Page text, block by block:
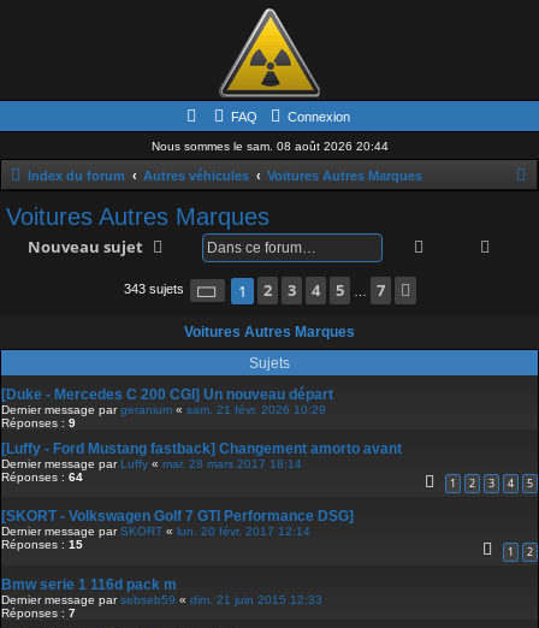
FAQ Connexion
Nous sommes le sam. 08 août 2026 20:44
Index du forum Autres véhicules Voitures Autres Marques
c
h
Voitures Autres Marques
Nouveau sujet Rechercher
343 sujets Page 1sur
1 2 3 4 5 7
Voitures Autres Marques
Sujets
[Duke - Mercedes C 200 CGI] Un nouveau départ
Dernier message pargeranium « sam. 21 févr. 2026 10:29
Réponses : 9
[Luffy - Ford Mustang fastback] Changement amorto avant
Dernier message parLuffy « mar. 28 mars 2017 18:14
Réponses : 64 1 2 3 4 5
[SKORT - Volkswagen Golf 7 GTI Performance DSG]
Dernier message parSKORT « lun. 20 févr. 2017 12:14
Réponses : 15 1 2
Bmw serie 1 116d pack m
Dernier message parsebseb59 « dim. 21 juin 2015 12:33
Réponses : 7